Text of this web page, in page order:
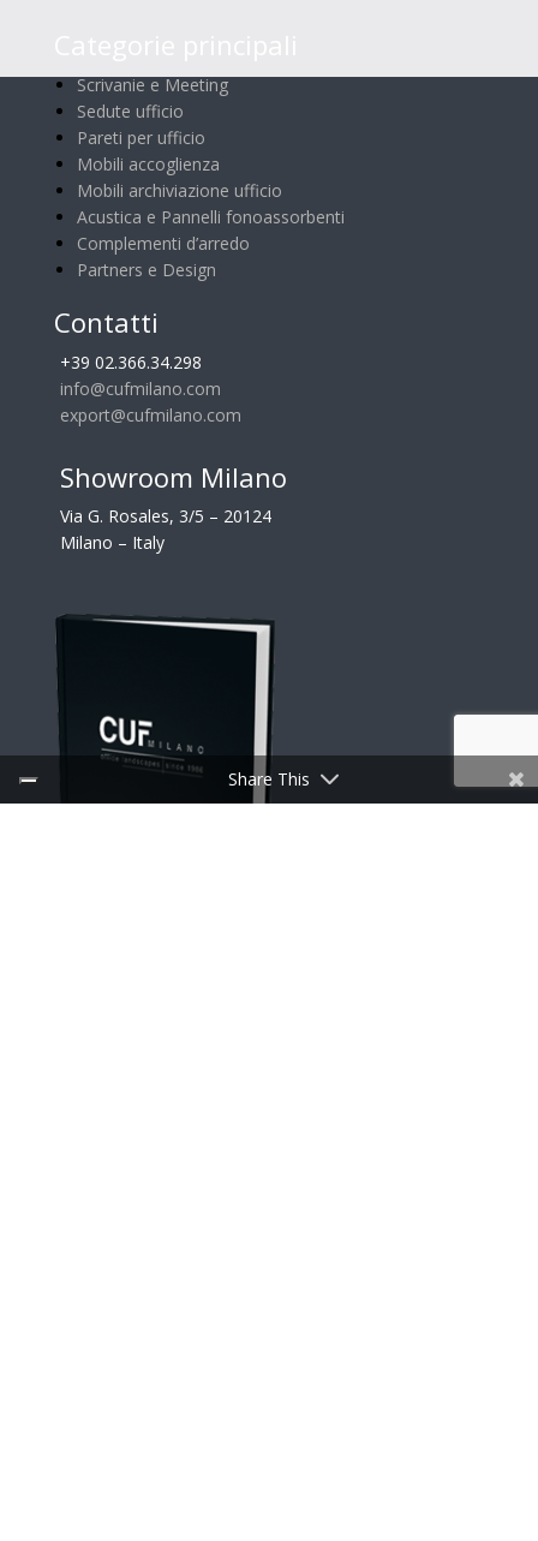
Scrivanie e Meeting
Sedute ufficio
Pareti per ufficio
Mobili accoglienza
Mobili archiviazione ufficio
Acustica e Pannelli fonoassorbenti
Complementi d’arredo
Partners e Design
Contatti
+39 02.366.34.298
info@cufmilano.com
export@cufmilano.com
Showroom Milano
Via G. Rosales, 3/5 – 20124
Milano – Italy
Share This